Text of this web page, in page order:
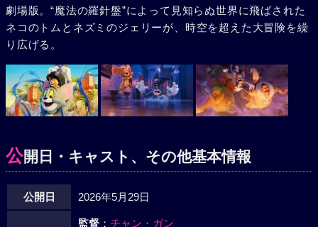
劇場版。“魔法の羅針盤”によって見知らぬ世界に飛ばされた
ネコのトムとネズミのジェリーが、時空を超えた大冒険を繰
り広げる。
公開日・キャスト、その他基本情報
公開日 2026年5月29日
監督： チャン・ガン